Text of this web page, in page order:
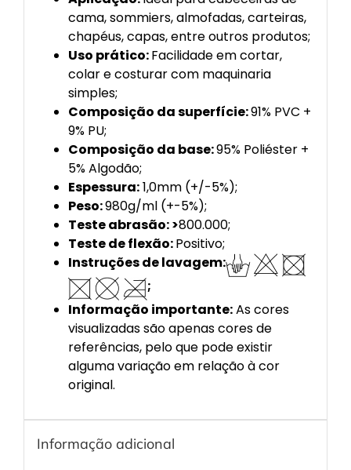
cama, sommiers, almofadas, carteiras,
chapéus, capas, entre outros produtos;
Uso prático:Facilidade em cortar,
colar e costurar com maquinaria
simples;
Composição da superfície:91% PVC +
9% PU;
Composição da base:95% Poliéster +
5% Algodão;
Espessura:1,0mm (+/-5%);
Peso:980g/ml (+-5%);
Teste abrasão: >800.000;
Teste de flexão:Positivo;
Instruções de lavagem:
;
Informação importante:As cores
visualizadas são apenas cores de
referências, pelo que pode existir
alguma variação em relação à cor
original.
Informação adicional